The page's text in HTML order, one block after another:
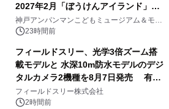
2027年2月「ぼうけんアイランド」が
オープン
神戸アンパンマンこどもミュージアム＆モー
ル 23時間前
フィールドスリー、光学3倍ズーム搭
載モデルと 水深10m防水モデルのデジ
タルカメラ2機種を8月7日発売 有効
約1300万画素、用途別に選べるコンデ
ジ新登場
フィールドスリー株式会社
2時間前